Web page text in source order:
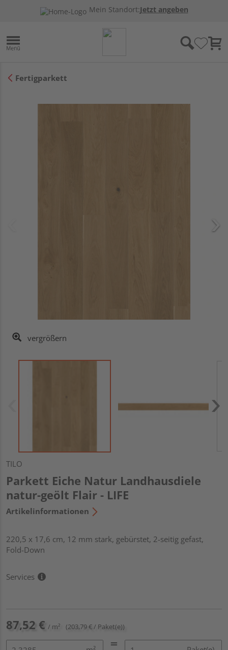
Mein Standort:Jetzt angeben
Fertigparkett
vergrößern
TILO
Parkett Eiche Natur Landhausdiele
natur-geölt Flair - LIFE
Artikelinformationen
220,5 x 17,6 cm, 12 mm stark, gebürstet, 2-seitig gefast,
Fold-Down
Services
87,52 € / m² (203,79 € / Paket(e))